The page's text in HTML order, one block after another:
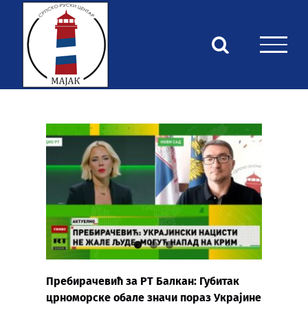
content
Пребирачевић за РТ Балкан: Губитак
црноморске обале значи пораз Украјине